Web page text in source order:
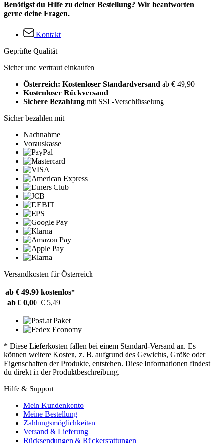
Benötigst du Hilfe zu deiner Bestellung? Wir beantworten
gerne deine Fragen.
Kontakt
Geprüfte Qualität
Sicher und vertraut einkaufen
Österreich: Kostenloser Standardversand ab € 49,90
Kostenloser Rückversand
Sichere Bezahlung mit SSL-Verschlüsselung
Sicher bezahlen mit
Nachnahme
Vorauskasse
Versandkosten für Österreich
ab € 49,90 kostenlos*
ab € 0,00 € 5,49
* Diese Lieferkosten fallen bei einem Standard-Versand an. Es
können weitere Kosten, z. B. aufgrund des Gewichts, Größe oder
Eigenschaften der Produkte, entstehen. Diese Informationen findest
du direkt in der Produktbeschreibung.
Hilfe & Support
Mein Kundenkonto
Meine Bestellung
Zahlungsmöglichkeiten
Versand & Lieferung
Rücksendungen & Rückerstattungen